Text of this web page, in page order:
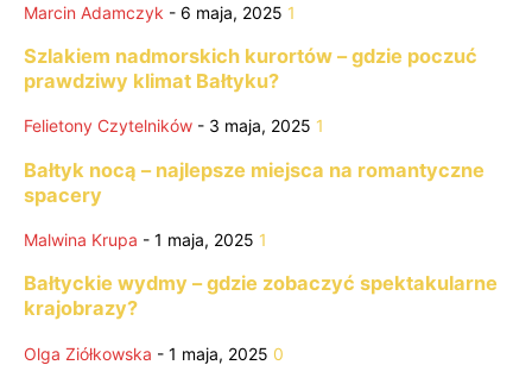
Marcin Adamczyk - 6 maja, 2025 1
Szlakiem nadmorskich kurortów – gdzie poczuć
prawdziwy klimat Bałtyku?
Felietony Czytelników - 3 maja, 2025 1
Bałtyk nocą – najlepsze miejsca na romantyczne
spacery
Malwina Krupa - 1 maja, 2025 1
Bałtyckie wydmy – gdzie zobaczyć spektakularne
krajobrazy?
Olga Ziółkowska - 1 maja, 2025 0